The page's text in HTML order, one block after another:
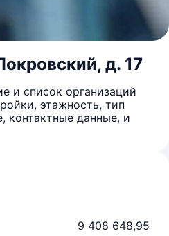
д. 17
и список организаций
этажность, тип
контактные данные, и
9 408 648,95